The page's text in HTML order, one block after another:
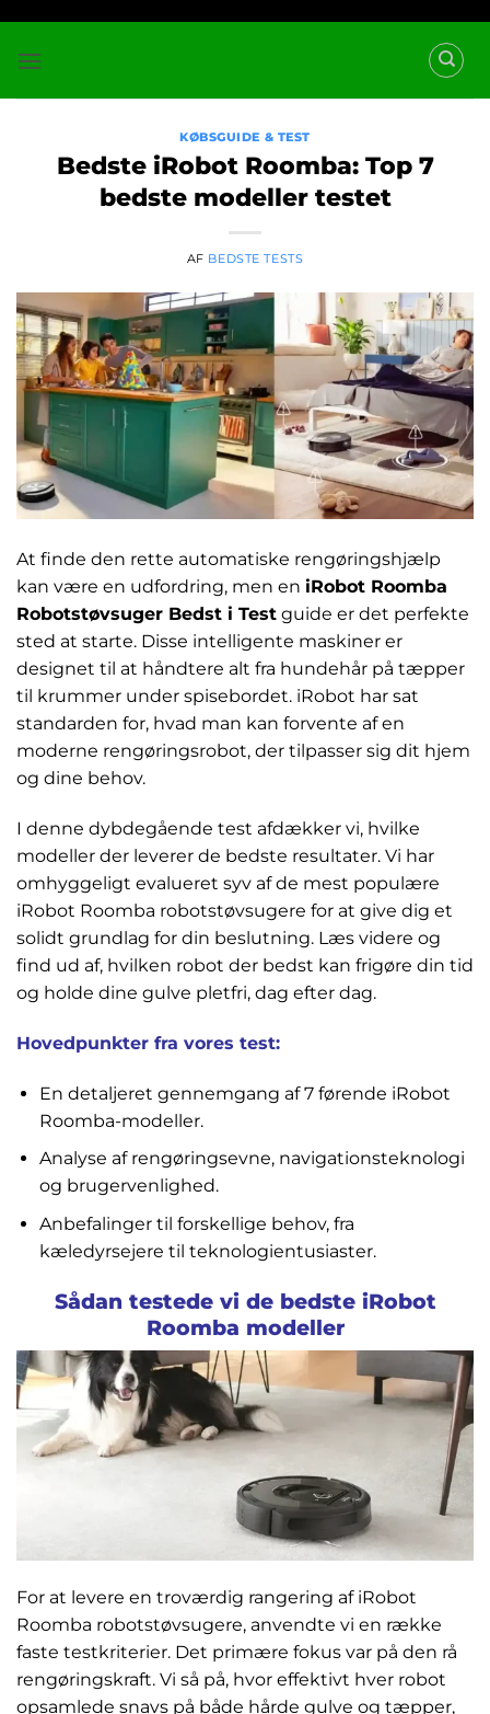
indhold
KØBSGUIDE & TEST
Bedste iRobot Roomba: Top 7
bedste modeller testet
AF BEDSTE TESTS
At finde den rette automatiske rengøringshjælp
kan være en udfordring, men en iRobot Roomba
Robotstøvsuger Bedst i Test guide er det perfekte
sted at starte. Disse intelligente maskiner er
designet til at håndtere alt fra hundehår på tæpper
til krummer under spisebordet. iRobot har sat
standarden for, hvad man kan forvente af en
moderne rengøringsrobot, der tilpasser sig dit hjem
og dine behov.
I denne dybdegående test afdækker vi, hvilke
modeller der leverer de bedste resultater. Vi har
omhyggeligt evalueret syv af de mest populære
iRobot Roomba robotstøvsugere for at give dig et
solidt grundlag for din beslutning. Læs videre og
find ud af, hvilken robot der bedst kan frigøre din tid
og holde dine gulve pletfri, dag efter dag.
Hovedpunkter fra vores test:
En detaljeret gennemgang af 7 førende iRobot
Roomba-modeller.
Analyse af rengøringsevne, navigationsteknologi
og brugervenlighed.
Anbefalinger til forskellige behov, fra
kæledyrsejere til teknologientusiaster.
Sådan testede vi de bedste iRobot
Roomba modeller
For at levere en troværdig rangering af iRobot
Roomba robotstøvsugere, anvendte vi en række
faste testkriterier. Det primære fokus var på den rå
rengøringskraft. Vi så på, hvor effektivt hver robot
opsamlede snavs på både hårde gulve og tæpper,